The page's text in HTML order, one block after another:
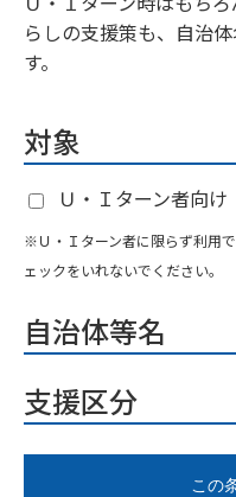
らしの支援策も、自治
す。
対象
Ｕ・Ｉターン者向け
※Ｕ・Ｉターン者に限らず利用
ェックをいれないでください。
自治体等名
支援区分
この